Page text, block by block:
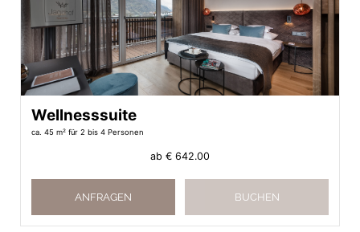
Wellnesssuite
ca. 45 m² für 2 bis 4 Personen
ab € 642.00
ANFRAGEN BUCHEN